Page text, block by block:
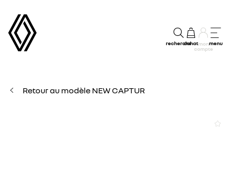
rechercheachatmon
compte
menu
Retour au modèle NEW CAPTUR